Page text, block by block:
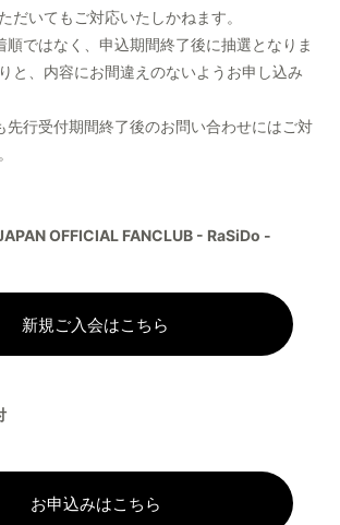
だいてもご対応いたしかねます。
順ではなく、申込期間終了後に抽選となりま
と、内容にお間違えのないようお申し込み
先行受付期間終了後のお問い合わせにはご対
OFFICIAL FANCLUB - RaSiDo -
新規ご入会はこちら
お申込みはこちら